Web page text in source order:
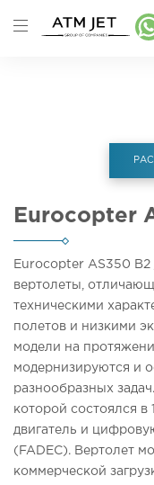
AS350B3
Eurocopter
Eurocopter AS350
вертолеты,
техническими
полетов и низкими
модели на
модернизируются и
разнообразных
которой состоялся
двигатель и
(FADEC). Вертолет
коммерческой